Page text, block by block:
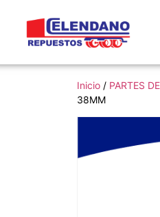
Inicio / PARTES
38MM